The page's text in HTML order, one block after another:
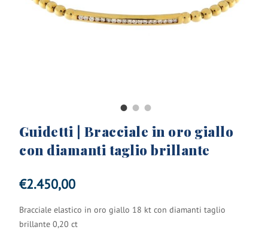
Guidetti | Bracciale in oro giallo
con diamanti taglio brillante
€2.450,00
Bracciale elastico in oro giallo 18 kt con diamanti taglio
brillante 0,20 ct